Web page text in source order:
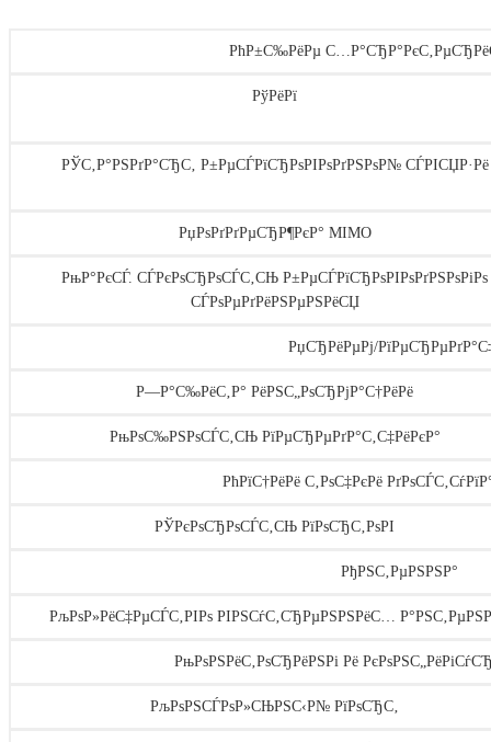
РћР±С‰РёРµ
РўРёРї
РЎС‚Р°РЅРґР°СЂС‚ Р±РµСЃРїСЂРѕРІРѕРґРЅРѕР№ СЃРІСЏР·Рё
РџРѕРґРґРµСЂР¶РєР° MIMO
РњР°РєСЃ. СЃРєРѕСЂРѕСЃС‚СЊ Р±РµСЃРїСЂРѕРІРѕРґРЅРѕРіРѕ
СЃРѕРµРґРёРЅРµРЅРёСЏ
РџСЂРёРµРј/
Р—Р°С‰РёС‚Р° РёРЅС„РѕСЂРјР°С†РёРё
РњРѕС‰РЅРѕСЃС‚СЊ РїРµСЂРµРґР°С‚С‡РёРєР°
РћРїС†РёРё С‚РѕС‡РєРё
РЎРєРѕСЂРѕСЃС‚СЊ РїРѕСЂС‚РѕРІ
РђРЅС‚РµРЅРЅР°
РљРѕР»РёС‡РµСЃС‚РІРѕ РІРЅСѓС‚СЂРµРЅРЅРёС…
РњРѕРЅРёС‚РѕСЂРёРЅРі Рё
РљРѕРЅСЃРѕР»СЊРЅС‹Р№ РїРѕСЂС‚